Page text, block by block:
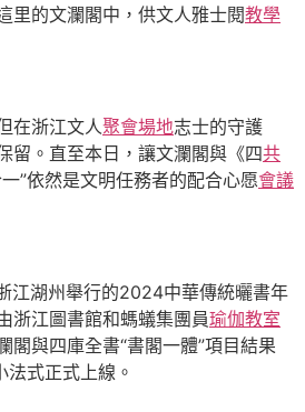
里的文瀾閣中，供文人雅士閱教學
在浙江文人聚會場地志士的守護
留。直至本日，讓文瀾閣與《四共
”依然是文明任務者的配合心愿會議
江湖州舉行的2024中華傳統曬書年
浙江圖書館和螞蟻集團員瑜伽教室
閣與四庫全書“書閣一體”項目結果
式正式上線。